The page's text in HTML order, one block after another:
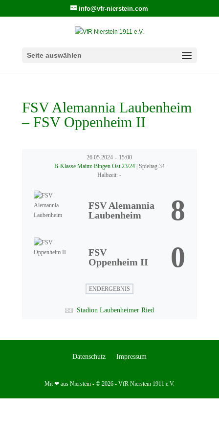
info@vfr-nierstein.com
Seite auswählen
FSV Alemannia Laubenheim
– FSV Oppenheim II
26.05.2024 - 15:00
B-Klasse Mainz-Bingen Ost 23/24 | Spieltag 34
Halbzeit: -
FSV Alemannia
Laubenheim
8
FSV
Oppenheim II
0
ENDERGEBNIS
Stadion Laubenheimer Ried
Datenschutz Impressum
Mit ❤ aus Nierstein - © 2026 - VfR Nierstein 1911 e.V.